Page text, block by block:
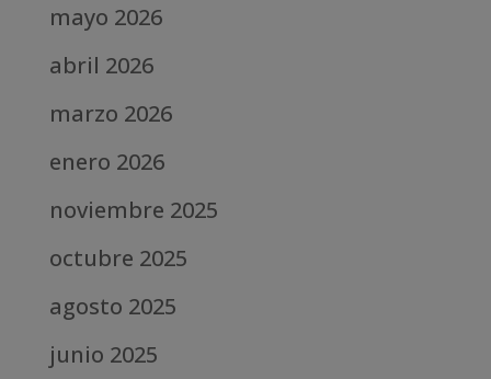
mayo 2026
abril 2026
marzo 2026
enero 2026
noviembre 2025
octubre 2025
agosto 2025
junio 2025